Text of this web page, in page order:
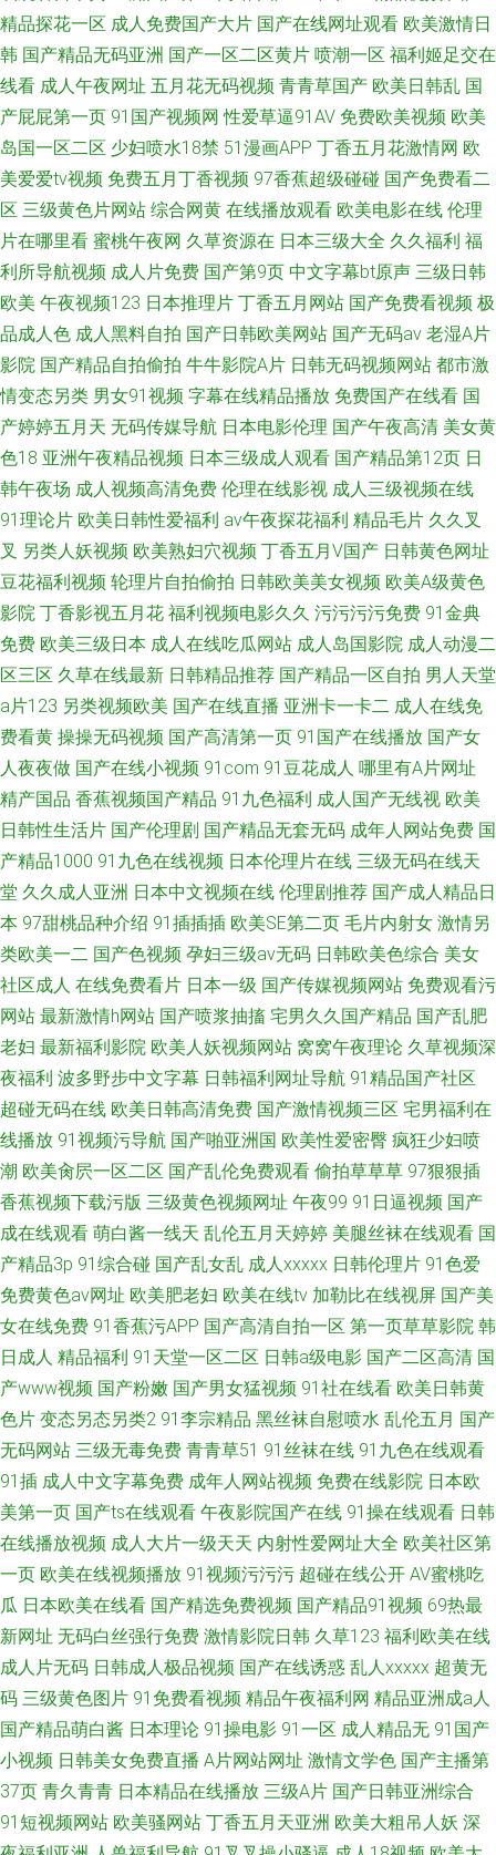
精品探花一区 成人免费国产大片 国产在线网址观看 欧美激情日
韩 国产精品无码亚洲 国产一区二区黄片 喷潮一区 福利姬足交在
线看 成人午夜网址 五月花无码视频 青青草国产 欧美日韩乱 国
产屁屁第一页 91国产视频网 性爱草逼91AV 免费欧美视频 欧美
岛国一区二区 少妇喷水18禁 51漫画APP 丁香五月花激情网 欧
美爱爱tv视频 免费五月丁香视频 97香蕉超级碰碰 国产免费看二
区 三级黄色片网站 综合网黄 在线播放观看 欧美电影在线 伦理
片在哪里看 蜜桃午夜网 久草资源在 日本三级大全 久久福利 福
利所导航视频 成人片免费 国产第9页 中文字幕bt原声 三级日韩
欧美 午夜视频123 日本推理片 丁香五月网站 国产免费看视频 极
品成人色 成人黑料自拍 国产日韩欧美网站 国产无码av 老湿A片
影院 国产精品自拍偷拍 牛牛影院A片 日韩无码视频网站 都市激
情变态另类 男女91视频 字幕在线精品播放 免费国产在线看 国
产婷婷五月天 无码传媒导航 日本电影伦理 国产午夜高清 美女黄
色18 亚洲午夜精品视频 日本三级成人观看 国产精品第12页 日
韩午夜场 成人视频高清免费 伦理在线影视 成人三级视频在线
91理论片 欧美日韩性爱福利 av午夜探花福利 精品毛片 久久叉
叉 另类人妖视频 欧美熟妇穴视频 丁香五月V国产 日韩黄色网址
豆花福利视频 轮理片自拍偷拍 日韩欧美美女视频 欧美A级黄色
影院 丁香影视五月花 福利视频电影久久 污污污污免费 91金典
免费 欧美三级日本 成人在线吃瓜网站 成人岛国影院 成人动漫二
区三区 久草在线最新 日韩精品推荐 国产精品一区自拍 男人天堂
a片123 另类视频欧美 国产在线直播 亚洲卡一卡二 成人在线免
费看黄 操操无码视频 国产高清第一页 91国产在线播放 国产女
人夜夜做 国产在线小视频 91com 91豆花成人 哪里有A片网址
精产国品 香蕉视频国产精品 91九色福利 成人国产无线视 欧美
日韩性生活片 国产伦理剧 国产精品无套无码 成年人网站免费 国
产精品1000 91九色在线视频 日本伦理片在线 三级无码在线天
堂 久久成人亚洲 日本中文视频在线 伦理剧推荐 国产成人精品日
本 97甜桃品种介绍 91插插插 欧美SE第二页 毛片内射女 激情另
类欧美一二 国产色视频 孕妇三级av无码 日韩欧美色综合 美女
社区成人 在线免费看片 日本一级 国产传媒视频网站 免费观看污
网站 最新激情h网站 国产喷浆抽搐 宅男久久国产精品 国产乱肥
老妇 最新福利影院 欧美人妖视频网站 窝窝午夜理论 久草视频深
夜福利 波多野步中文字幕 日韩福利网址导航 91精品国产社区
超碰无码在线 欧美日韩高清免费 国产激情视频三区 宅男福利在
线播放 91视频污导航 国产啪亚洲国 欧美性爱密臀 疯狂少妇喷
潮 欧美肏屄一区二区 国产乱伦免费观看 偷拍草草草 97狠狠插
香蕉视频下载污版 三级黄色视频网址 午夜99 91日逼视频 国产
成在线观看 萌白酱一线天 乱伦五月天婷婷 美腿丝袜在线观看 国
产精品3p 91综合碰 国产乱女乱 成人xxxxx 日韩伦理片 91色爱
免费黄色av网址 欧美肥老妇 欧美在线tv 加勒比在线视屏 国产美
女在线免费 91香蕉污APP 国产高清自拍一区 第一页草草影院 韩
日成人 精品福利 91天堂一区二区 日韩a级电影 国产二区高清 国
产www视频 国产粉嫩 国产男女猛视频 91社在线看 欧美日韩黄
色片 变态另态另类2 91李宗精品 黑丝袜自慰喷水 乱伦五月 国产
无码网站 三级无毒免费 青青草51 91丝袜在线 91九色在线观看
91插 成人中文字幕免费 成年人网站视频 免费在线影院 日本欧
美第一页 国产ts在线观看 午夜影院国产在线 91操在线观看 日韩
在线播放视频 成人大片一级天天 内射性爱网址大全 欧美社区第
一页 欧美在线视频播放 91视频污污污 超碰在线公开 AV蜜桃吃
瓜 日本欧美在线看 国产精选免费视频 国产精品91视频 69热最
新网址 无码白丝强行免费 激情影院日韩 久草123 福利欧美在线
成人片无码 日韩成人极品视频 国产在线诱惑 乱人xxxxx 超黄无
码 三级黄色图片 91免费看视频 精品午夜福利网 精品亚洲成a人
国产精品萌白酱 日本理论 91操电影 91一区 成人精品无 91国产
小视频 日韩美女免费直播 A片网站网址 激情文学色 国产主播第
37页 青久青青 日本精品在线播放 三级A片 国产日韩亚洲综合
91短视频网站 欧美骚网站 丁香五月天亚洲 欧美大粗吊人妖 深